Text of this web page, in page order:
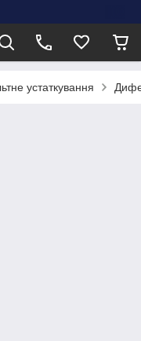
устаткування